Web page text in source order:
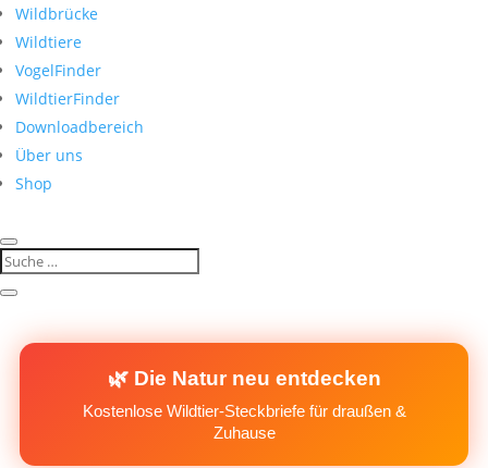
Wildbrücke
Wildtiere
VogelFinder
WildtierFinder
Downloadbereich
Über uns
Shop
🌿 Die Natur neu entdecken
Kostenlose Wildtier-Steckbriefe für draußen &
Zuhause